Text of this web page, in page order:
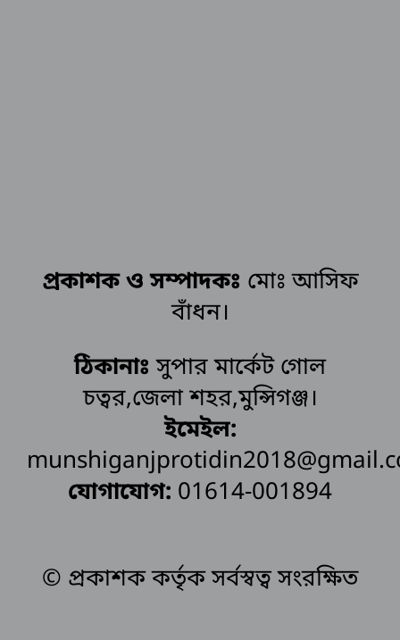
প্রকাশক ও সম্পাদকঃ মোঃ আসিফ
বাঁধন।
ঠিকানাঃ সুপার মার্কেট গোল
চত্বর,জেলা শহর,মুন্সিগঞ্জ।
ইমেইল:
যোগাযোগ: 01614-001894
© প্রকাশক কর্তৃক সর্বস্বত্ব সংরক্ষিত